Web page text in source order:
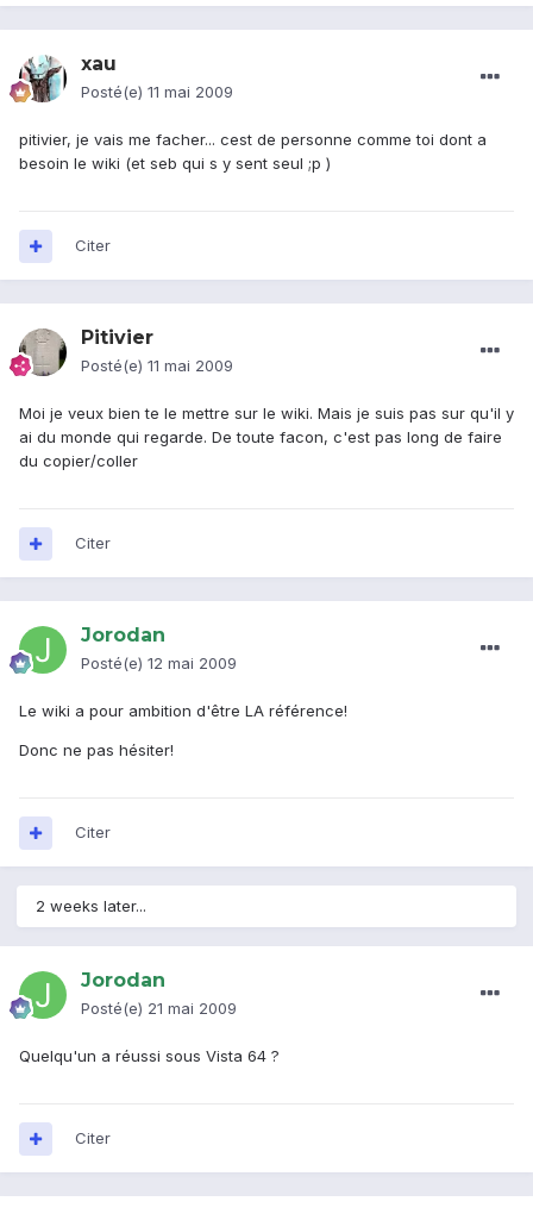
xau
Posté(e) 11 mai 2009
pitivier, je vais me facher... cest de personne comme toi dont a
besoin le wiki (et seb qui s y sent seul ;p )
Citer
Pitivier
Posté(e) 11 mai 2009
Moi je veux bien te le mettre sur le wiki. Mais je suis pas sur qu'il y
ai du monde qui regarde. De toute facon, c'est pas long de faire
du copier/coller
Citer
Jorodan
Posté(e) 12 mai 2009
Le wiki a pour ambition d'être LA référence!
Donc ne pas hésiter!
Citer
2 weeks later...
Jorodan
Posté(e) 21 mai 2009
Quelqu'un a réussi sous Vista 64 ?
Citer